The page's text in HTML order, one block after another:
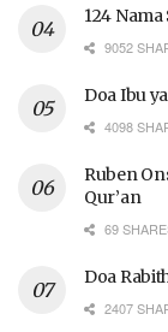
124
9052
Doa Ibu
4098
Ruben
Qur’an
69
Doa
2407